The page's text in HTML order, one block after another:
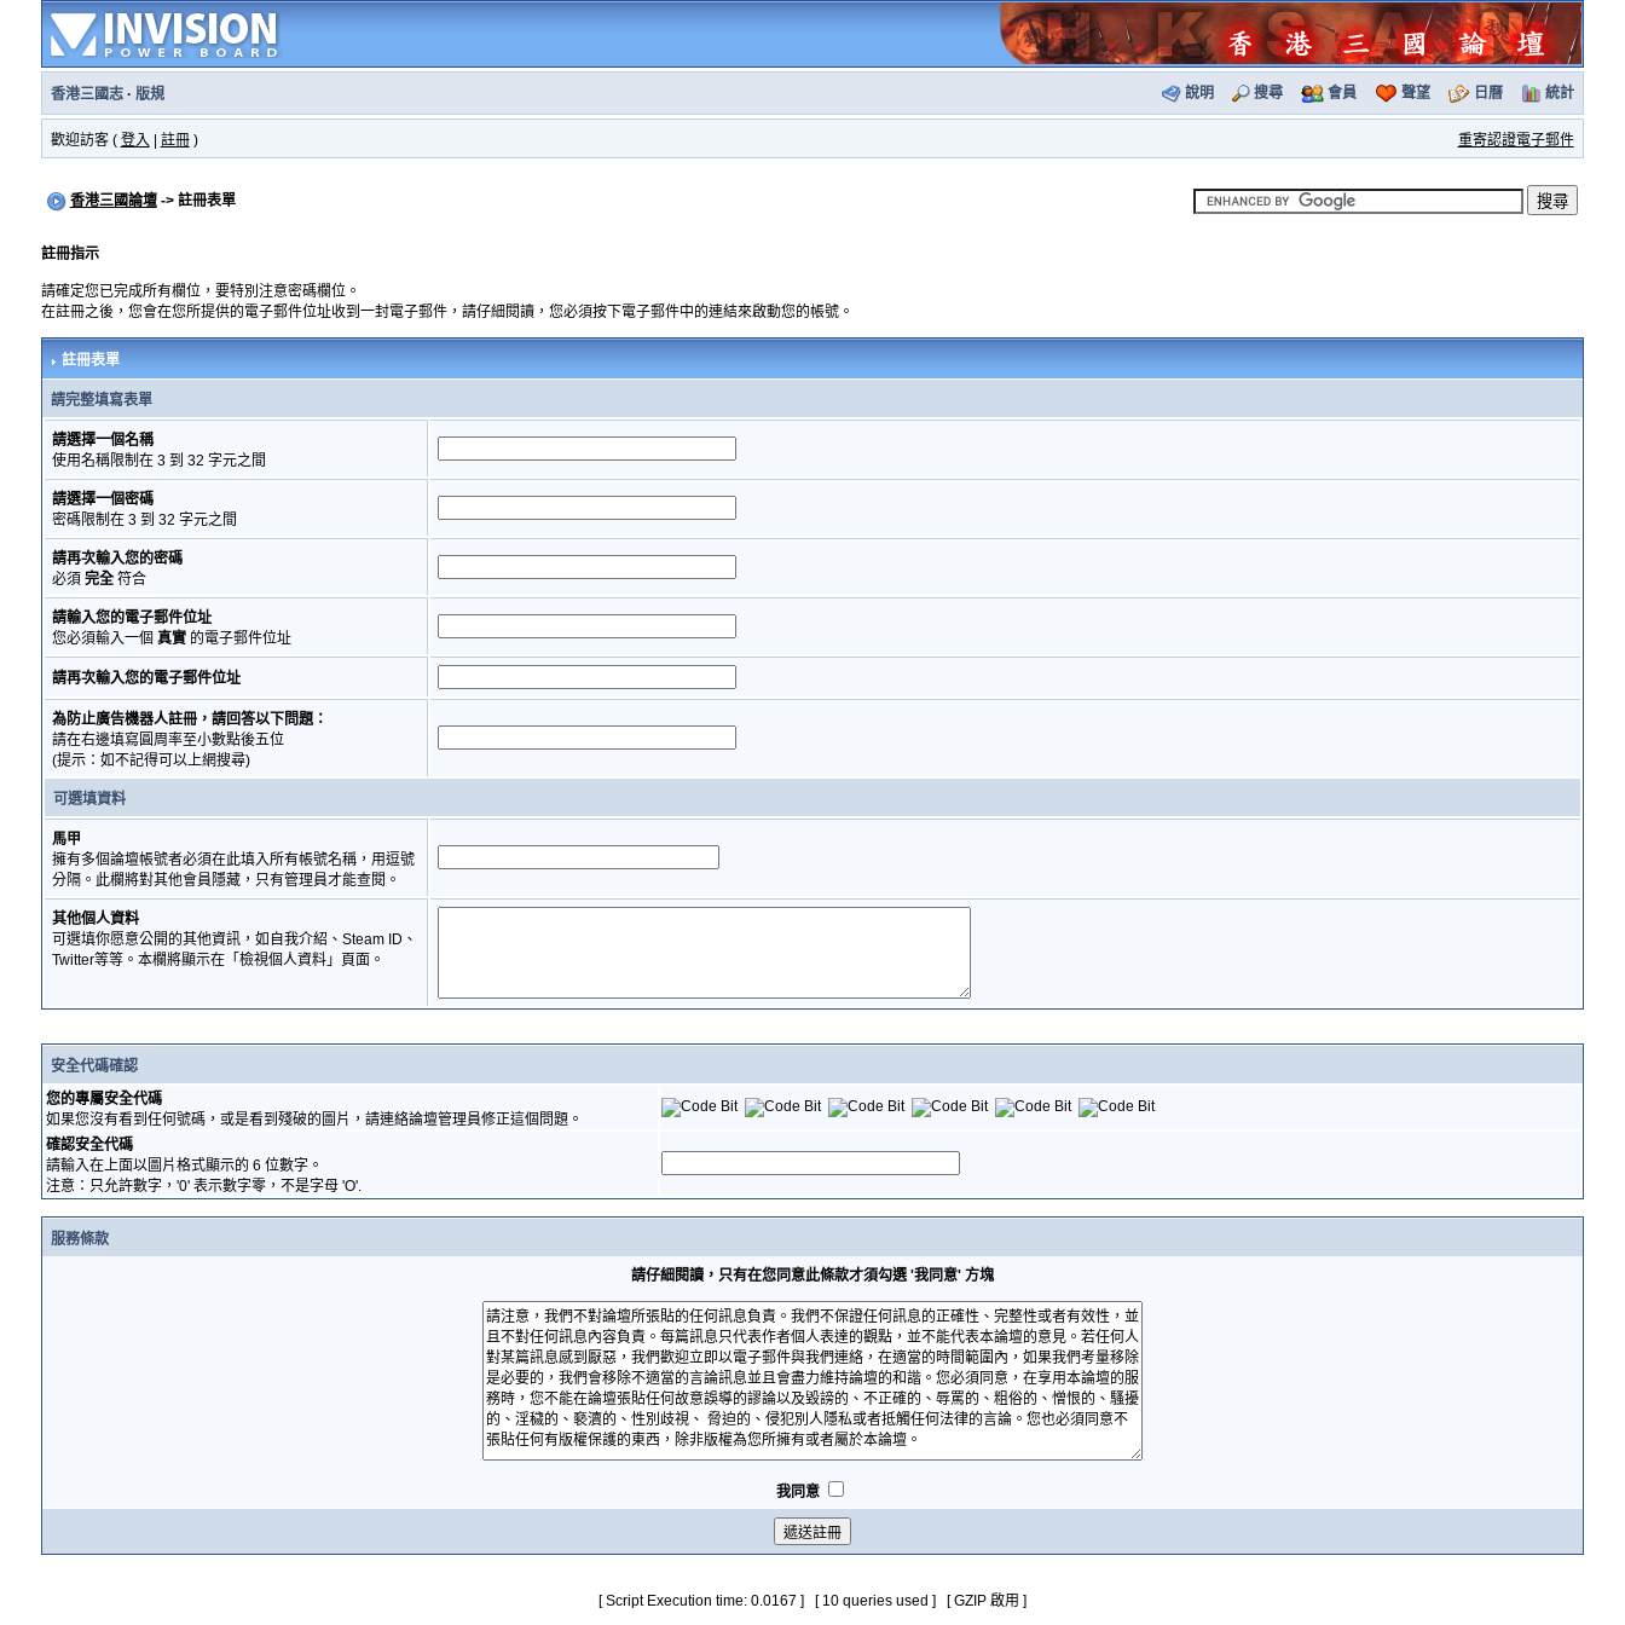
香港三國志· 版規 說明 搜尋 會員 聲望 日曆 統計
歡迎訪客 ( 登入 註冊) 重寄認證電子郵件
香港三國論壇-> 註冊表單
註冊指示
請確定您已完成所有欄位，要特別注意密碼欄位。
在註冊之後，您會在您所提供的電子郵件位址收到一封電子郵件，請仔細閱讀，您必須按下電子郵件中的連結來啟動您的帳號。
註冊表單
請完整填寫表單
請選擇一個名稱
使用名稱限制在 3 到 32 字元之間
請選擇一個密碼
密碼限制在 3 到 32 字元之間
請再次輸入您的密碼
必須 完全符合
請輸入您的電子郵件位址
您必須輸入一個 真實的電子郵件位址
請再次輸入您的電子郵件位址
為防止廣告機器人註冊，請回答以下問題：
請在右邊填寫圓周率至小數點後五位
(提示：如不記得可以上網搜尋)
可選填資料
馬甲
擁有多個論壇帳號者必須在此填入所有帳號名稱，用逗號
分隔。此欄將對其他會員隱藏，只有管理員才能查閱。
其他個人資料
可選填你愿意公開的其他資訊，如自我介紹、Steam ID、
Twitter等等。本欄將顯示在「檢視個人資料」頁面。
安全代碼確認
您的專屬安全代碼
如果您沒有看到任何號碼，或是看到殘破的圖片，請連絡論壇管理員修正這個問題。
確認安全代碼
請輸入在上面以圖片格式顯示的 6 位數字。
注意：只允許數字，'0' 表示數字零，不是字母 'O'.
服務條款
請仔細閱讀，只有在您同意此條款才須勾選 '我同意' 方塊
我同意
[ Script Execution time: 0.0167 ] [ 10 queries used ] [ GZIP 啟用 ]